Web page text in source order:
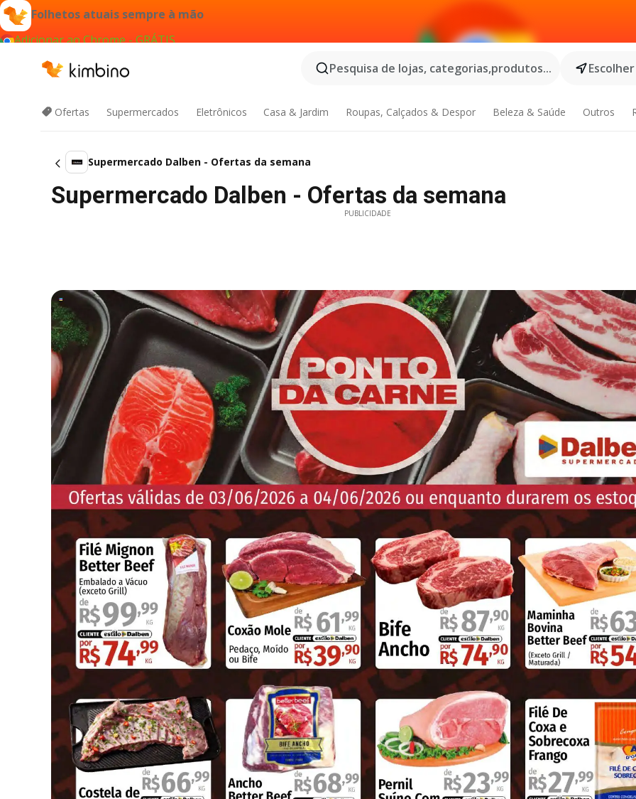
Folhetos atuais sempre à mão
Adicionar ao Chrome - GRÁTIS
Pesquisa de lojas, categorias,produtos...
Ofertas Supermercados Eletrônicos Casa & Jardim Roupas, Calçados & Despor Beleza & Saúde Outros
Supermercado Dalben - Ofertas da semana
Supermercado Dalben - Ofertas da semana
PUBLICIDADE